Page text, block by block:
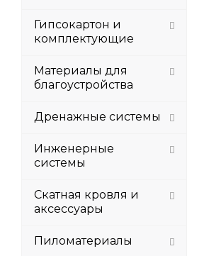
Гипсокартон и
комплектующие
Материалы для
благоустройства
Дренажные системы
Инженерные
системы
Скатная кровля и
аксессуары
Пиломатериалы